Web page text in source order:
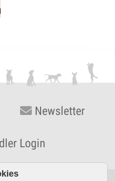
Newsletter
Login